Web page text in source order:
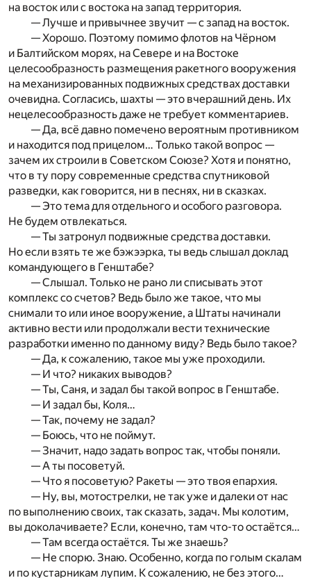
на восток или с востока на запад территория.
— Лучше и привычнее звучит — с запад на восток.
— Хорошо. Поэтому помимо флотов на Чёрном
и Балтийском морях, на Севере и на Востоке
целесообразность размещения ракетного вооружения
на механизированных подвижных средствах доставки
очевидна. Согласись, шахты — это вчерашний день. Их
нецелесообразность даже не требует комментариев.
— Да, всё давно помечено вероятным противником
и находится под прицелом… Только такой вопрос —
зачем их строили в Советском Союзе? Хотя и понятно,
что в ту пору современные средства спутниковой
разведки, как говорится, ни в песнях, ни в сказках.
— Это тема для отдельного и особого разговора.
Не будем отвлекаться.
— Ты затронул подвижные средства доставки.
Но если взять те же бэжээрка, ты ведь слышал доклад
командующего в Генштабе?
— Слышал. Только не рано ли списывать этот
комплекс со счетов? Ведь было же такое, что мы
снимали то или иное вооружение, а Штаты начинали
активно вести или продолжали вести технические
разработки именно по данному виду? Ведь было такое?
— Да, к сожалению, такое мы уже проходили.
— И что? никаких выводов?
— Ты, Саня, и задал бы такой вопрос в Генштабе.
— И задал бы, Коля…
— Так, почему не задал?
— Боюсь, что не поймут.
— Значит, надо задать вопрос так, чтобы поняли.
— А ты посоветуй.
— Что я посоветую? Ракеты — это твоя епархия.
— Ну, вы, мотострелки, не так уже и далеки от нас
по выполнению своих, так сказать, задач. Мы колотим,
вы доколачиваете? Если, конечно, там что-то остаётся…
— Там всегда остаётся. Ты же знаешь?
— Не спорю. Знаю. Особенно, когда по голым скалам
и по кустарникам лупим. К сожалению, не без этого…